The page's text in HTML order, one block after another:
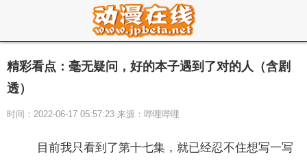
精彩看点：毫无疑问，好的本子遇到了对的人（含剧
透）
时间：2022-06-17 05:57:23 来源：哔哩哔哩
目前我只看到了第十七集，就已经忍不住想写一写